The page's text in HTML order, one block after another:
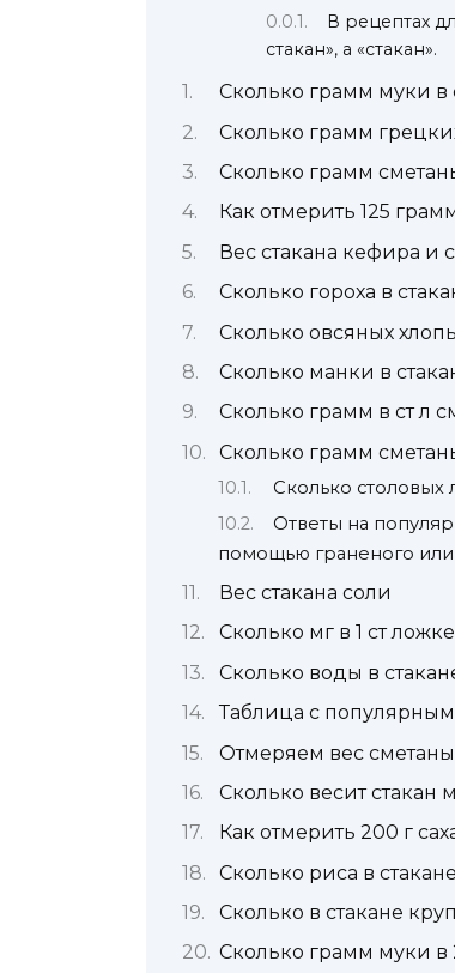
В рецептах
стакан», а «стакан».
Сколько грамм муки в
Сколько грамм
Сколько грамм
Как отмерить 125
Вес стакана кефира и
Сколько гороха в
Сколько овсяных
Сколько манки в
Сколько грамм в ст л
Сколько грамм
Сколько столовых
Ответы на
помощью граненого или
Вес стакана соли
Сколько мг в 1 ст
Сколько воды в
Таблица с
Отмеряем вес
Сколько весит стакан
Как отмерить 200 г
Сколько риса в стакане
Сколько в стакане
Сколько грамм муки в